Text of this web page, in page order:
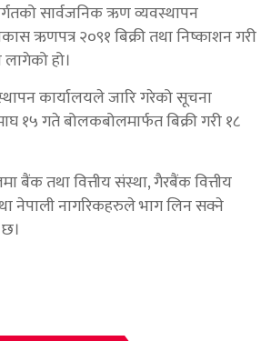
सार्वजनिक ऋण व्यवस्थापन
ऋणपत्र २०९१ बिक्री तथा निष्काशन गरी
हो।
कार्यालयले जारि गरेको सूचना
१५ गते बोलकबोलमार्फत बिक्री गरी १८
बैंक तथा वित्तीय संस्था, गैरबैंक वित्तीय
नेपाली नागरिकहरुले भाग लिन सक्ने